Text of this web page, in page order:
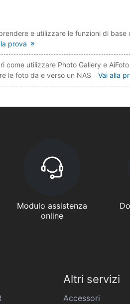
e utilizzare le funzioni di base
prova
come utilizzare Photo Gallery e
le foto da e verso un NAS
Vai alla
Modulo assistenza
online
Altri servizi
Accessori